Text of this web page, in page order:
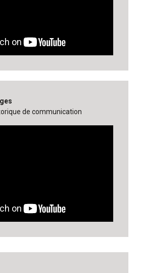
de communication